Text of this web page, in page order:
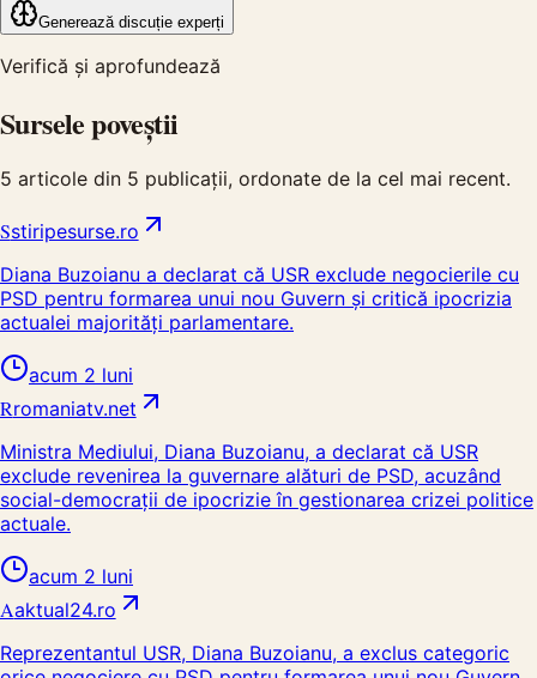
Generează discuție experți
Verifică și aprofundează
Sursele poveștii
5 articole din 5 publicații, ordonate de la cel mai recent.
Sstiripesurse.ro
Diana Buzoianu a declarat că USR exclude negocierile cu
PSD pentru formarea unui nou Guvern și critică ipocrizia
actualei majorități parlamentare.
acum 2 luni
Rromaniatv.net
Ministra Mediului, Diana Buzoianu, a declarat că USR
exclude revenirea la guvernare alături de PSD, acuzând
social-democrații de ipocrizie în gestionarea crizei politice
actuale.
acum 2 luni
Aaktual24.ro
Reprezentantul USR, Diana Buzoianu, a exclus categoric